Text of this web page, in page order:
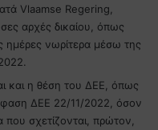
Vlaamse Regering,
αρχές δικαίου, όπως
ημέρες νωρίτερα μέσω της
και η θέση του ΔΕΕ, όπως
ΔΕΕ 22/11/2022, όσον
που σχετίζονται, πρώτον,